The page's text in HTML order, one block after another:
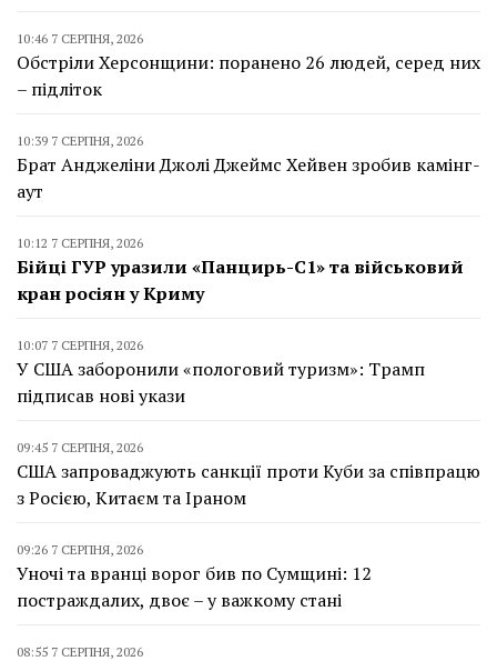
10:46 7 СЕРПНЯ, 2026
Обстріли Херсонщини: поранено 26 людей, серед них
– підліток
10:39 7 СЕРПНЯ, 2026
Брат Анджеліни Джолі Джеймс Хейвен зробив камінг-
аут
10:12 7 СЕРПНЯ, 2026
Бійці ГУР уразили «Панцирь-С1» та військовий
кран росіян у Криму
10:07 7 СЕРПНЯ, 2026
У США заборонили «пологовий туризм»: Трамп
підписав нові укази
09:45 7 СЕРПНЯ, 2026
США запроваджують санкції проти Куби за співпрацю
з Росією, Китаєм та Іраном
09:26 7 СЕРПНЯ, 2026
Уночі та вранці ворог бив по Сумщині: 12
постраждалих, двоє – у важкому стані
08:55 7 СЕРПНЯ, 2026